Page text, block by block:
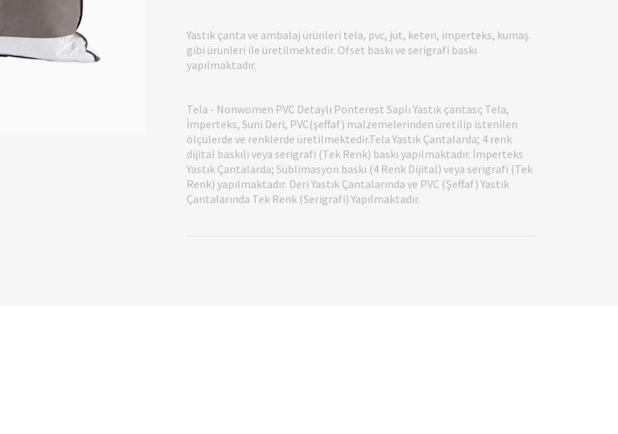
Yastık çanta ve ambalaj ürünleri tela, pvc, jüt, keten, imperteks, kumaş
gibi ürünleri ile üretilmektedir. Ofset baskı ve serigrafi baskı
yapılmaktadır.
Tela - Nonwomen PVC Detaylı Ponterest Saplı Yastık çantası; Tela,
İmperteks, Suni Deri, PVC(şeffaf) malzemelerinden üretilip istenilen
ölçülerde ve renklerde üretilmektedir.Tela Yastık Çantalarda; 4 renk
dijital baskılı veya serigrafi (Tek Renk) baskı yapılmaktadır. İmperteks
Yastık Çantalarda; Süblimasyon baskı (4 Renk Dijital) veya serigrafi (Tek
Renk) yapılmaktadır. Deri Yastık Çantalarında ve PVC (Şeffaf) Yastık
Çantalarında Tek Renk (Serigrafi) Yapılmaktadır.